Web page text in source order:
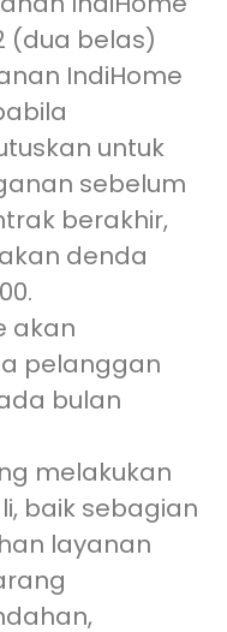
(dua belas)
IndiHome
untuk
sebelum
berakhir,
denda
akan
pelanggan
bulan
melakukan
baik sebagian
layanan